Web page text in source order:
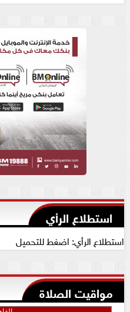
استطلاع الرأي
استطلاع الرأي: اضغط للتحميل
مواقيت الصلاة